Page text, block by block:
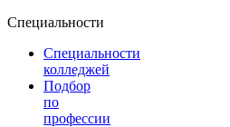
Специальности
Специальности
колледжей
Подбор
по
профессии